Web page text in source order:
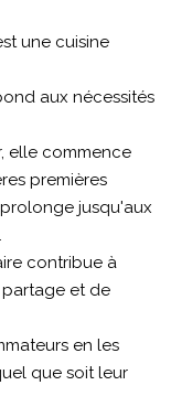
une cuisine
aux nécessités
elle commence
premières
jusqu'aux
contribue à
partage et de
en les
que soit leur